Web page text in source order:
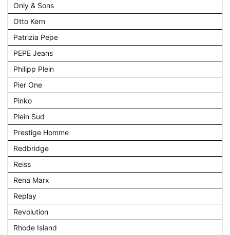
Only & Sons
Otto Kern
Patrizia Pepe
PEPE Jeans
Philipp Plein
Pier One
Pinko
Plein Sud
Prestige Homme
Redbridge
Reiss
Rena Marx
Replay
Revolution
Rhode Island